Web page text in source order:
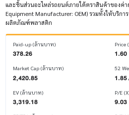
และชิ้นส่วนอะไหล่รถยนต์ภายใต้ตราสินค้าของค่
Equipment Manufacturer: OEM) รวมทั้งให้บริ
ผลิตภัณฑ์พลาสติก
Paid-up (ล้านบาท)
378.26
Market Cap (ล้านบาท)
2,420.85
EV (ล้านบาท)
3,319.18
Price
1.60
52
1.85
P/E
9.03